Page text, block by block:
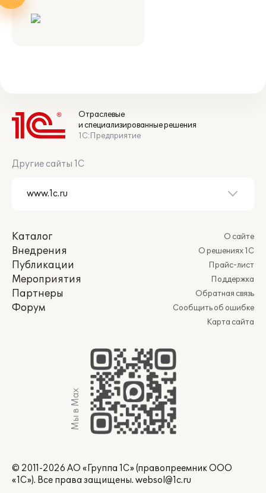
Отраслевые
и специализированные решения
1С:Предприятие
Другие сайты 1С
Каталог
Внедрения
Публикации
Мероприятия
Партнеры
Форум
О сайте
О решениях 1С
Прайс-лист
Поддержка
Обратная связь
Сообщить об ошибке
Карта сайта
Мы в Max
© 2011-2026 АО «Группа 1С» (правопреемник ООО
«1С»). Все права защищены. websol@1c.ru